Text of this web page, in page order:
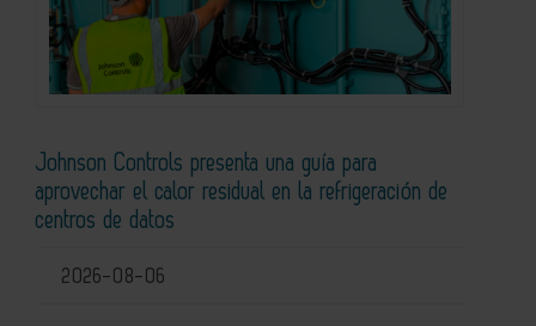
Johnson Controls presenta una guía para
aprovechar el calor residual en la refrigeración de
centros de datos
2026-08-06